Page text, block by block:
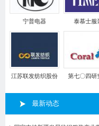
宁普电器 泰慕士服
江苏联发纺织股份
第七〇四研
最新动态